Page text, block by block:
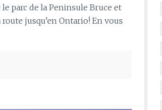
parc de la Peninsule Bruce et
jusqu’en Ontario! En vous